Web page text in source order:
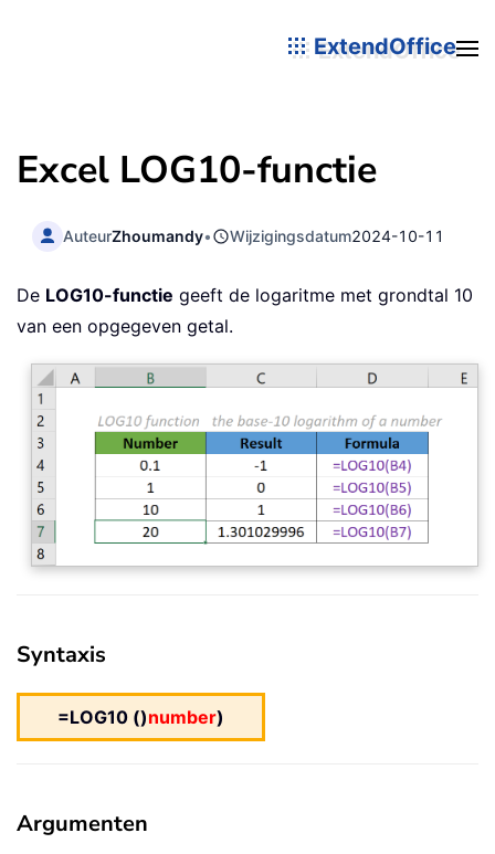
ExtendOffice
Excel LOG10-functie
AuteurZhoumandy• Wijzigingsdatum2024-10-11
De LOG10-functie geeft de logaritme met grondtal 10
van een opgegeven getal.
Syntaxis
=LOG10 ()number)
Argumenten